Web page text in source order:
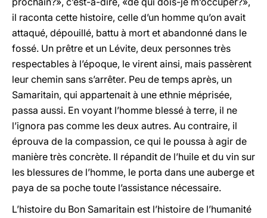
il raconta cette histoire, celle d’un homme qu’on avait
attaqué, dépouillé, battu à mort et abandonné dans le
fossé. Un prêtre et un Lévite, deux personnes très
respectables à l’époque, le virent ainsi, mais passèrent
leur chemin sans s’arrêter. Peu de temps après, un
Samaritain, qui appartenait à une ethnie méprisée,
passa aussi. En voyant l’homme blessé à terre, il ne
l’ignora pas comme les deux autres. Au contraire, il
éprouva de la compassion, ce qui le poussa à agir de
manière très concrète. Il répandit de l’huile et du vin sur
les blessures de l’homme, le porta dans une auberge et
paya de sa poche toute l’assistance nécessaire.
L’histoire du Bon Samaritain est l’histoire de l’humanité